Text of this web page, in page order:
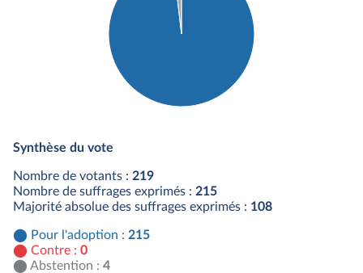
Synthèse du vote
Nombre de votants : 219
Nombre de suffrages exprimés : 215
Majorité absolue des suffrages exprimés : 108
Pour l'adoption : 215
Contre : 0
Abstention : 4